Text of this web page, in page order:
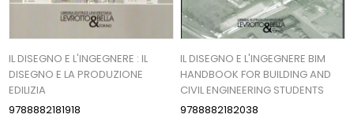
IL DISEGNO E L'INGEGNERE : IL
DISEGNO E LA PRODUZIONE
EDILIZIA
9788882181918
IL DISEGNO E L'INGEGNERE BIM
HANDBOOK FOR BUILDING AND
CIVIL ENGINEERING STUDENTS
9788882182038